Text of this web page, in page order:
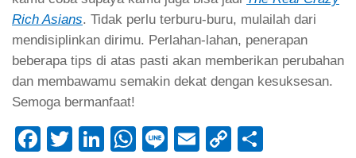
Facebook
Twitter
LinkedIn
WhatsApp
LineEmail
Copy
Link
Share
orang terkaya tips